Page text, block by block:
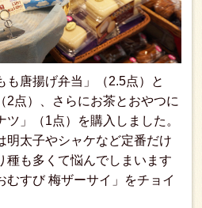
も唐揚げ弁当」（2.5点）と
2点）、さらにお茶とおやつに
ツ」（1点）を購入しました。
明太子やシャケなど定番だけ
種も多くて悩んでしまいます
むすび 梅ザーサイ」をチョイ